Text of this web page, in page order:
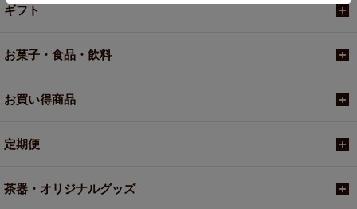
ギフト
お菓子・食品・飲料
お買い得商品
定期便
茶器・オリジナルグッズ